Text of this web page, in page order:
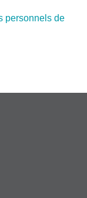
personnels de